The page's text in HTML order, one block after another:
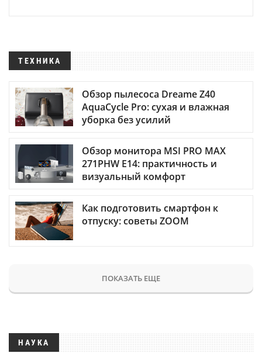
ТЕХНИКА
Обзор пылесоса Dreame Z40
AquaCycle Pro: сухая и влажная
уборка без усилий
Обзор монитора MSI PRO MAX
271PHW E14: практичность и
визуальный комфорт
Как подготовить смартфон к
отпуску: советы ZOOM
ПОКАЗАТЬ ЕЩЕ
НАУКА